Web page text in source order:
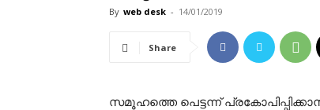
By web desk - 14/01/2019
Share
സമൂഹത്തെ പെട്ടന്ന്